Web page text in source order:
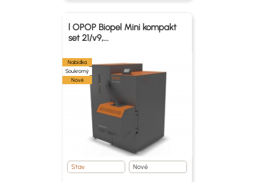
l OPOP Biopel Mini kompakt
set 21/v9,...
Nabídka
Soukromý
Nové
Stav Nové